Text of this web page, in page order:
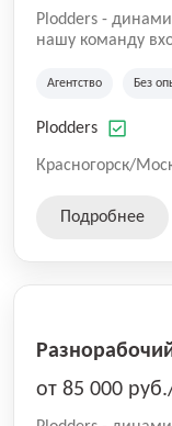
Plodders -
нашу команду
на рынке
оказываемых
Агентство Без
Plodders
Красногорск/
Подробнее
от 85 000